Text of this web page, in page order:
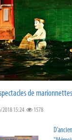
de
2018 15:24 1578